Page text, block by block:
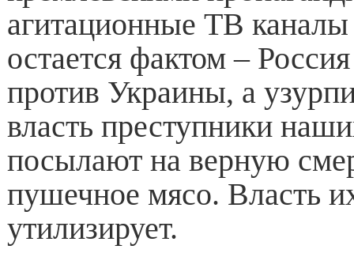
агитационные ТВ
остается фактом –
против Украины, а
власть преступники
посылают на верную
пушечное мясо. Власть
утилизирует.